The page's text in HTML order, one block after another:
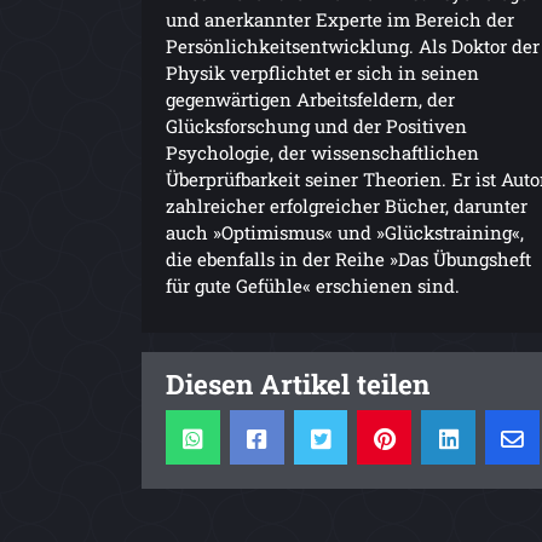
und anerkannter Experte im Bereich der
Persönlichkeitsentwicklung. Als Doktor der
Physik verpflichtet er sich in seinen
gegenwärtigen Arbeitsfeldern, der
Glücksforschung und der Positiven
Psychologie, der wissenschaftlichen
Überprüfbarkeit seiner Theorien. Er ist
zahlreicher erfolgreicher Bücher, darunter
auch »Optimismus« und »Glückstraining«,
die ebenfalls in der Reihe »Das Übungsheft
für gute Gefühle« erschienen sind.
Diesen Artikel teilen